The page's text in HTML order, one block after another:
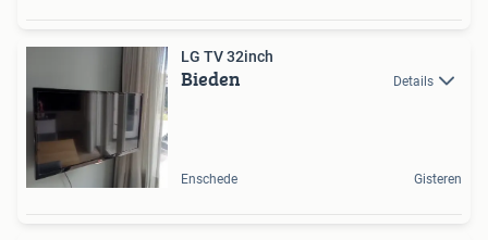
LG TV 32inch
Bieden Details
Enschede Gisteren